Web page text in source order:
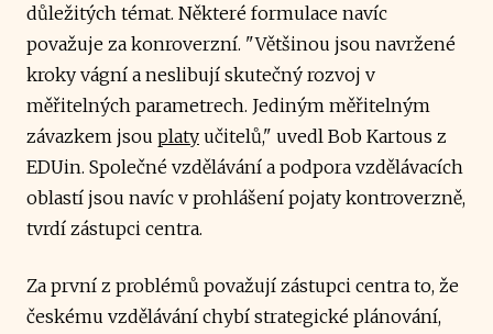
důležitých témat. Některé formulace navíc
považuje za konroverzní. "Většinou jsou navržené
kroky vágní a neslibují skutečný rozvoj v
měřitelných parametrech. Jediným měřitelným
závazkem jsou platy učitelů," uvedl Bob Kartous z
EDUin. Společné vzdělávání a podpora vzdělávacích
oblastí jsou navíc v prohlášení pojaty kontroverzně,
tvrdí zástupci centra.
Za první z problémů považují zástupci centra to, že
českému vzdělávání chybí strategické plánování,